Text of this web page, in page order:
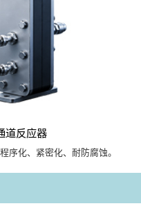
道反应器
序化、紧密化、耐防腐蚀。